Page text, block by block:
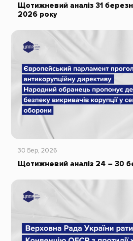
Щотижневий аналіз 31
2026 року
30 Бер, 2026
Щотижневий аналіз 24 – 30